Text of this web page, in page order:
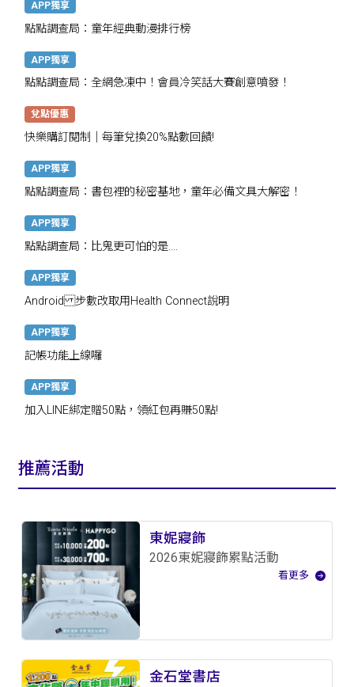
APP獨享
點點調查局：童年經典動漫排行榜
APP獨享
點點調查局：全網急凍中！會員冷笑話大賽創意噴發！
兌點優惠
快樂購訂閱制｜每筆兌換20%點數回饋!
APP獨享
點點調查局：書包裡的秘密基地，童年必備文具大解密！
APP獨享
點點調查局：比鬼更可怕的是....
APP獨享
Android 步數改取用Health Connect說明
APP獨享
記帳功能上線囉
APP獨享
加入LINE綁定贈50點，領紅包再賺50點!
推薦活動
東妮寢飾
2026東妮寢飾累點活動
看更多
金石堂書店